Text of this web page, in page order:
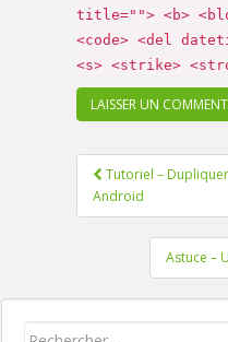
title=""> <b>
<code> <del
<s> <strike>
Tutoriel –
Android
Astuce –